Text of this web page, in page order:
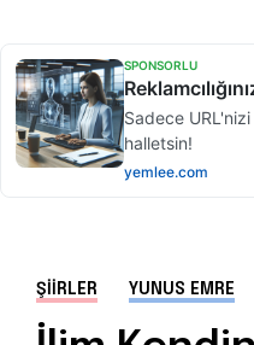
ŞIIRLER YUNUS EMRE